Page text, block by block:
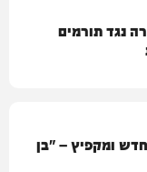
נגד תורמים
ומקפיץ – "בן